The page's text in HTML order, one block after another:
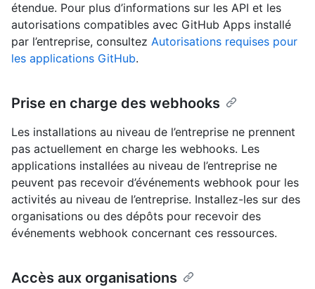
étendue. Pour plus d’informations sur les API et les
autorisations compatibles avec GitHub Apps installé
par l’entreprise, consultez Autorisations requises pour
les applications GitHub.
Prise en charge des webhooks
Les installations au niveau de l’entreprise ne prennent
pas actuellement en charge les webhooks. Les
applications installées au niveau de l’entreprise ne
peuvent pas recevoir d’événements webhook pour les
activités au niveau de l’entreprise. Installez-les sur des
organisations ou des dépôts pour recevoir des
événements webhook concernant ces ressources.
Accès aux organisations